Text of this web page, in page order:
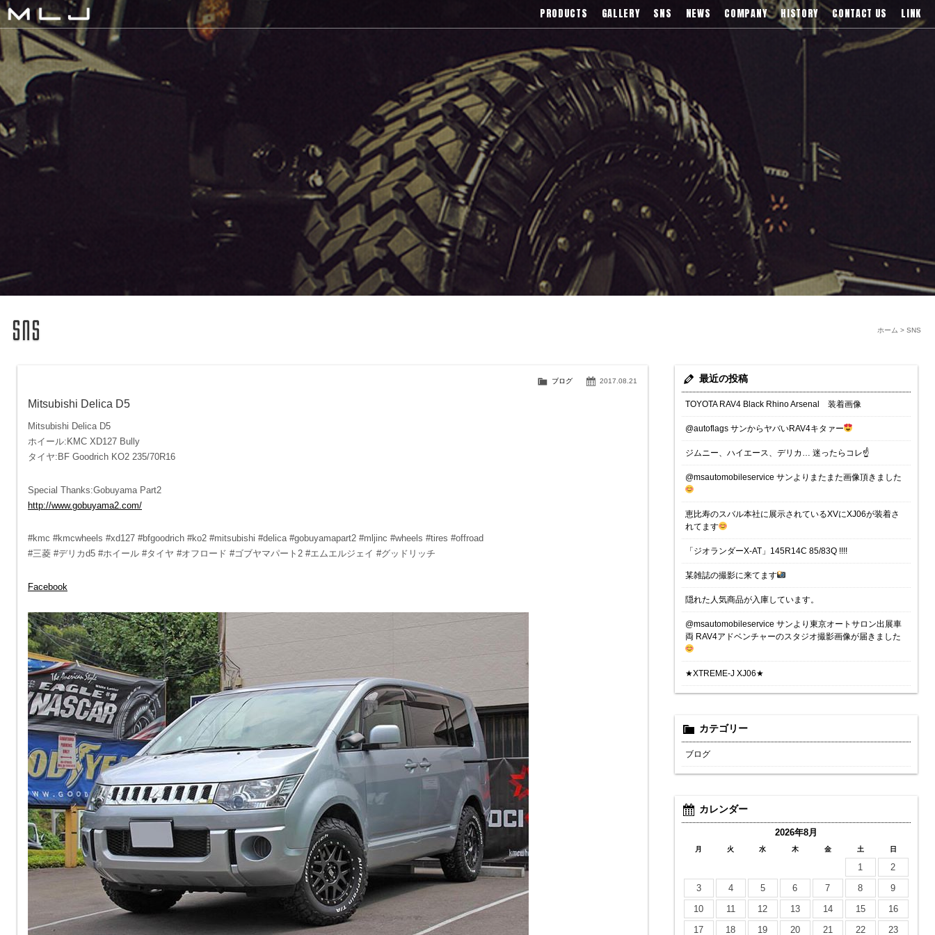
MLJ / Lexani(レクサーニ),Asanti(アサンティ),Wrest(ヴァレスト)などブランドアルミホイールの販売、輸入総代理店
PRODUCTS GALLERY SNS NEWS COMPANY HISTORY CONTACT US LINK
SNS
ホーム >
2017.08.21
ブログ
Mitsubishi Delica D5
Mitsubishi Delica D5
ホイール:KMC XD127 Bully
タイヤ:BF Goodrich KO2 235/70R16
Special Thanks:Gobuyama Part2
http://www.gobuyama2.com/
#kmc #kmcwheels #xd127 #bfgoodrich #ko2 #mitsubishi #delica #gobuyamapart2 #mljinc #wheels #tires #offroad
#三菱 #デリカd5 #ホイール #タイヤ #オフロード #ゴブヤマパート2 #エムエルジェイ #グッドリッチ
Facebook
最近の投稿
TOYOTA RAV4 Black Rhino Arsenal 装着画像
@autoflags サンからヤバいRAV4キタァー
ジムニー、ハイエース、デリカ… 迷ったらコレ☝️
@msautomobileservice サンよりまたまた画像頂きました
恵比寿のスバル本社に展示されているXVにXJ06が装着さ
れてます
「ジオランダーX-AT」145R14C 85/83Q !!!!
某雑誌の撮影に来てます
隠れた人気商品が入庫しています。
@msautomobileservice サンより東京オートサロン出展車
両 RAV4アドベンチャーのスタジオ撮影画像が届きました
★XTREME-J XJ06★
カテゴリー
ブログ
カレンダー
2026年8月
月 火 水 木 金 土 日
1
2
3
4 5 6 7 8
9
10
11 12 13 14 15
16
17
18 19 20 21 22 23